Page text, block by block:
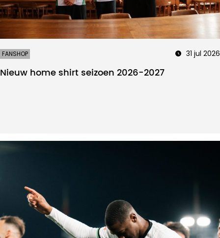
FANSHOP 31 jul 2026
Nieuw home shirt seizoen 2026-2027